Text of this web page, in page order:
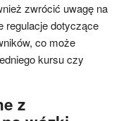
zwrócić uwagę na
regulacje dotyczące
co może
kursu czy
z